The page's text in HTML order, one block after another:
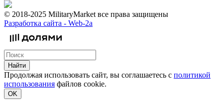
© 2018-2025 MilitaryMarket все права защищены
Разработка сайта - Web-2a
Найти
Продолжая использовать сайт, вы соглашаетесь с политикой
использования файлов cookie.
OK